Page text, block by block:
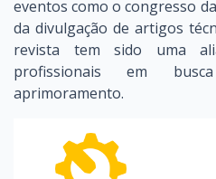
eventos como o congresso
da divulgação de artigos
revista tem sido uma
profissionais em
aprimoramento.